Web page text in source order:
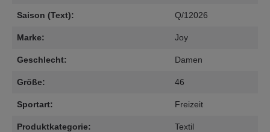
Saison (Text): Q/12026
Marke: Joy
Geschlecht: Damen
Größe: 46
Sportart: Freizeit
Produktkategorie: Textil